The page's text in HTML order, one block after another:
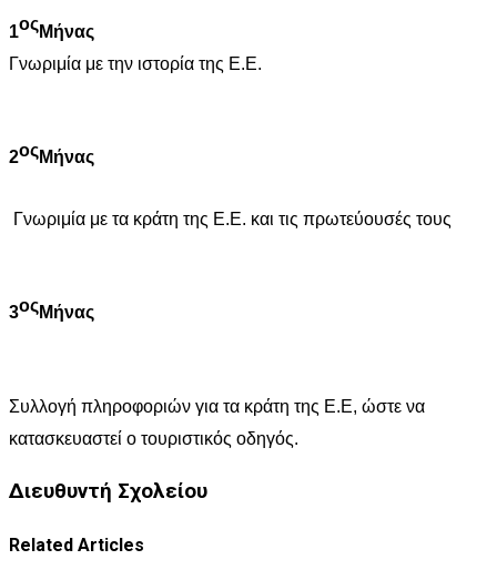
1οςΜήνας
Γνωριμία με την ιστορία της Ε.Ε.
2οςΜήνας
Γνωριμία με τα κράτη της Ε.Ε. και τις πρωτεύουσές τους
3οςΜήνας
Συλλογή πληροφοριών για τα κράτη της Ε.Ε, ώστε να
κατασκευαστεί ο τουριστικός οδηγός.
Διευθυντή Σχολείου
Related Articles